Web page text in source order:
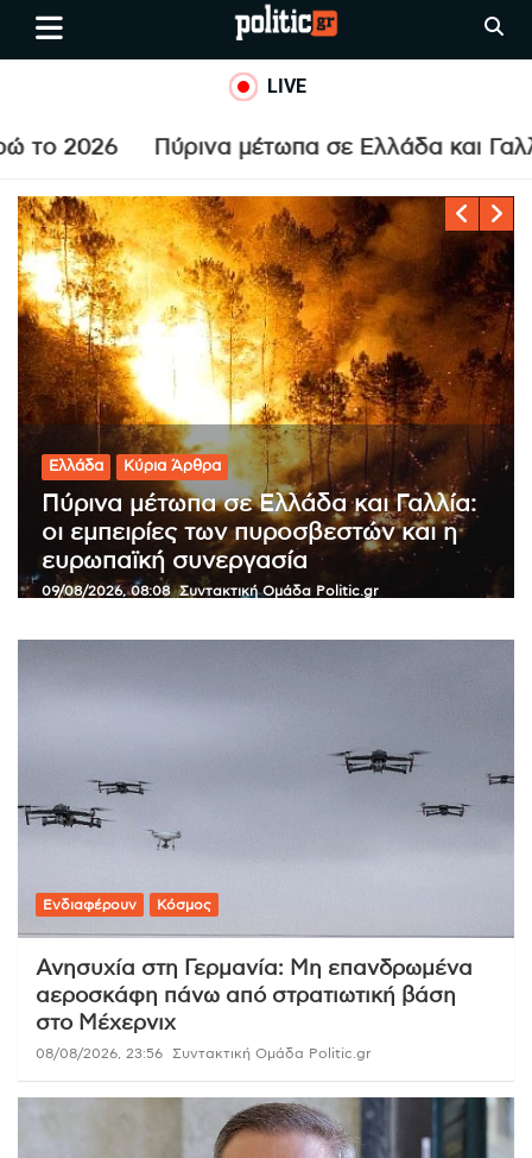
Skip
Ειδήσεις απο τη
Θεσσαλονίκη, την Ελλάδα και
politic.gr
LIVE
μέτωπα σε Ελλάδα και Γαλλία: οι
Κόσμος Κύρια Άρθρα
Θετικές συνομιλίες του Ομάν με το
Ιράν για τα Στενά του Ορμούζ
08/08/2026, 19:02 Συντακτική Ομάδα Politic.gr
Ενδιαφέρουν Κόσμος
Ανησυχία στη Γερμανία: Μη επανδρωμένα
αεροσκάφη πάνω από στρατιωτική βάση
στο Μέχερνιχ
08/08/2026, 23:56 Συντακτική Ομάδα Politic.gr